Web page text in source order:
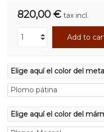
820,00 € tax incl.
Add to
Elige aquí el color del
Elige aquí el color del